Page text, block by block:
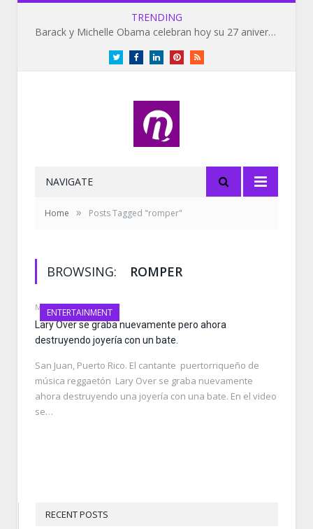
TRENDING
Barack y Michelle Obama celebran hoy su 27 aniversario de bodas
TwitterFacebookLinkedInPinterestRSS
NAVIGATE
Home » Posts Tagged "romper"
BROWSING: ROMPER
ENTERTAINMENT
MAY 28, 2019
Lary Over se graba nuevamente pero ahora
destruyendo joyería con un bate.
San Juan, Puerto Rico. El cantante puertorriqueño de
música reggaetón Lary Over se graba nuevamente
ahora destruyendo una joyería con una bate. En el video
se…
RECENT POSTS